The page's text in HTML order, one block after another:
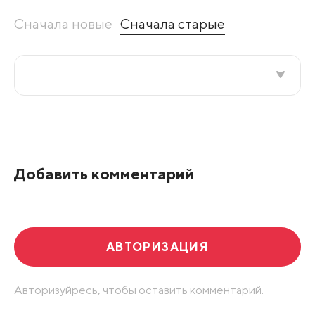
Сначала новые Сначала старые
Добавить комментарий
АВТОРИЗАЦИЯ
Авторизуйресь, чтобы оставить комментарий.